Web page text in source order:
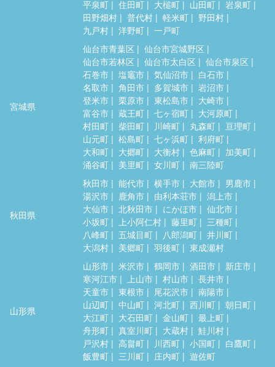
平泉町
住田町 大槌町 山田町
岩泉町
田野畑村
普代村 軽米町
野田村
九戸村
洋野町 一戸町
宮城県
仙台市青葉区
仙台市宮城野区
仙台市若林区
仙台市太白区
仙台市泉区
石巻市
塩竈市 気仙沼市
白石市
名取市
角田市 多賀城市
岩沼市
登米市
栗原市 東松島市
大崎市
富谷市
蔵王町 七ヶ宿町
大河原町
村田町
柴田町 川崎町 丸森町
亘理町
山元町
松島町 七ヶ浜町
利府町
大和町
大郷町 大衡村 色麻町
加美町
涌谷町
美里町 女川町 南三陸町
秋田県
秋田市 能代市 横手市 大館市
男鹿市
湯沢市
鹿角市 由利本荘市
潟上市
大仙市
北秋田市 にかほ市
仙北市
小坂町
上小阿仁村 藤里町
三種町
八峰町
五城目町 八郎潟町
井川町
大潟村
美郷町 羽後町 東成瀬村
山形県
山形市 米沢市 鶴岡市 酒田市
新庄市
寒河江市
上山市 村山市
長井市
天童市
東根市 尾花沢市
南陽市
山辺町
中山町 河北町 西川町
朝日町
大江町
大石田町 金山町
最上町
舟形町
真室川町 大蔵村
鮭川村
戸沢村
高畠町 川西町 小国町
白鷹町
飯豊町
三川町 庄内町 遊佐町